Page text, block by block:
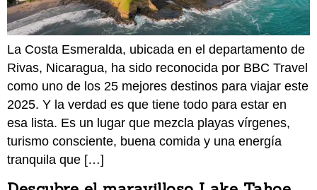
La Costa Esmeralda, ubicada en el departamento de
Rivas, Nicaragua, ha sido reconocida por BBC Travel
como uno de los 25 mejores destinos para viajar este
2025. Y la verdad es que tiene todo para estar en
esa lista. Es un lugar que mezcla playas vírgenes,
turismo consciente, buena comida y una energía
tranquila que […]